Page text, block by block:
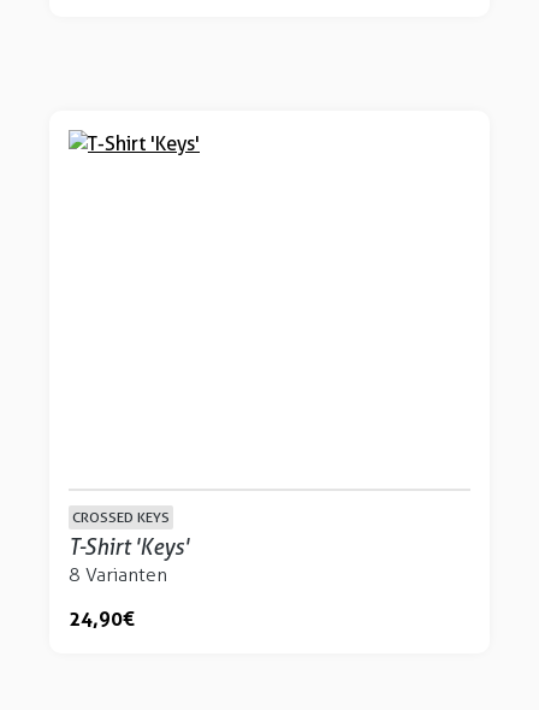
CROSSED KEYS
T-Shirt 'Keys'
8 Varianten
24,90 €